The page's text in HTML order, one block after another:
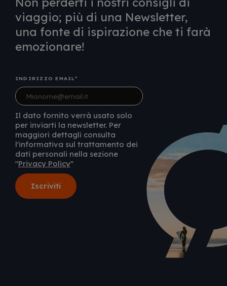
viaggio; più di una Newsletter,
una fonte di ispirazione che ti farà
emozionare!
INDIRIZZO EMAIL
Il dato fornito verrà usato solo
per inviarti la newsletter. Per
maggiori dettagli consulta
l'informativa sul trattamento dei
dati personali nella sezione
"Privacy Policy"